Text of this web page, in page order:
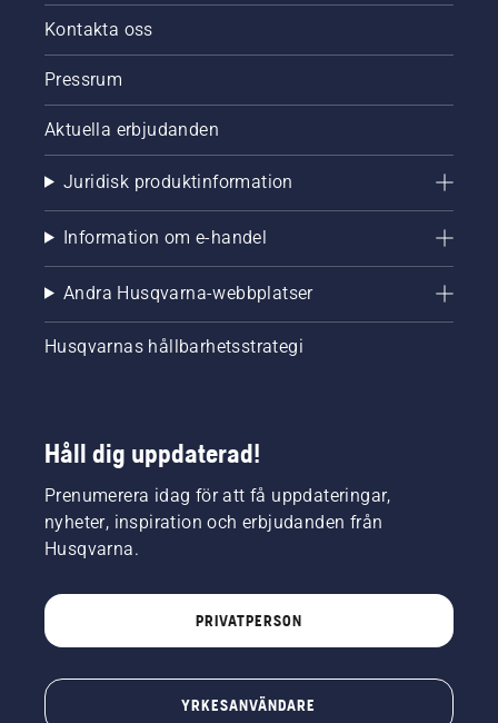
Kontakta oss
Pressrum
Aktuella erbjudanden
Juridisk produktinformation
Information om e-handel
Andra Husqvarna-webbplatser
Husqvarnas hållbarhetsstrategi
Håll dig uppdaterad!
Prenumerera idag för att få uppdateringar,
nyheter, inspiration och erbjudanden från
Husqvarna.
PRIVATPERSON
YRKESANVÄNDARE